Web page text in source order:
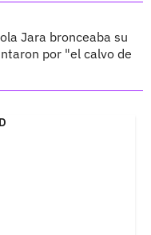
Jara bronceaba su
por "el calvo de